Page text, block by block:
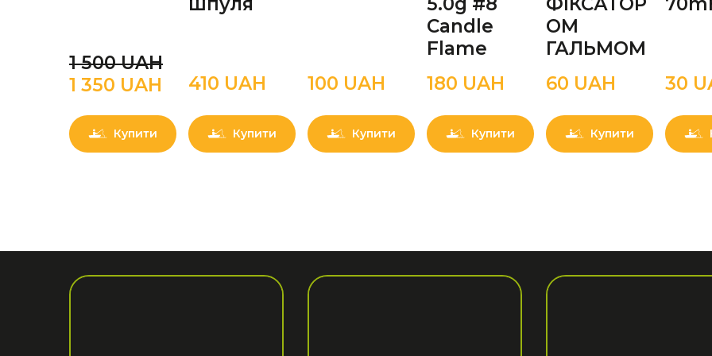
1 500 UAН
1 350 UAН
Купити
410 UAН
Купити
100 UAН
Купити
Candle
Flame
180 UAН
Купити
ОМ
ГАЛЬМОМ
60 UAН
Купити
30